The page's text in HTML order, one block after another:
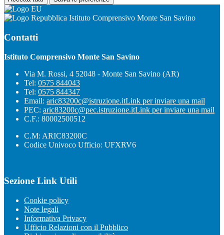
Istituto Comprensivo Monte San Savino
Contatti
Istituto Comprensivo Monte San Savino
Via M. Rossi, 4 52048 - Monte San Savino (AR)
Tel: 0575 844043
Tel: 0575 844347
Email: aric83200c@istruzione.itLink per inviare una mail
PEC: aric83200c@pec.istruzione.itLink per inviare una mail
C.F.: 80002500512
C.M: ARIC83200C
Codice Univoco Ufficio: UFXRV6
Sezione Link Utili
Cookie policy
Note legali
Informativa Privacy
Ufficio Relazioni con il Pubblico